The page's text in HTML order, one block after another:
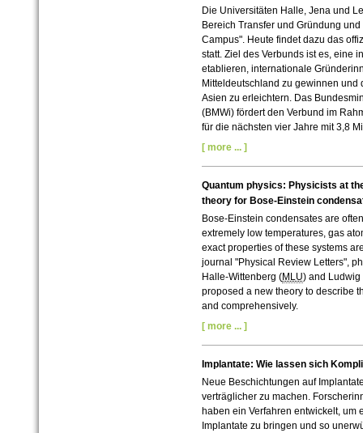
Die Universitäten Halle, Jena und
Bereich Transfer und Gründung
Campus". Heute findet dazu das
statt. Ziel des Verbunds ist es, eine
etablieren, internationale
Mitteldeutschland zu gewinnen
Asien zu erleichtern. Das
(BMWi) fördert den Verbund im
für die nächsten vier Jahre mit 3,8
[ more ... ]
Quantum physics: Physicists at
theory for Bose-Einstein
Bose-Einstein condensates are
extremely low temperatures, gas
exact properties of these systems
journal "Physical Review Letters",
Halle-Wittenberg (MLU) and
proposed a new theory to describe
and comprehensively.
[ more ... ]
Implantate: Wie lassen sich
Neue Beschichtungen auf
verträglicher zu machen.
haben ein Verfahren entwickelt, um
Implantate zu bringen und so